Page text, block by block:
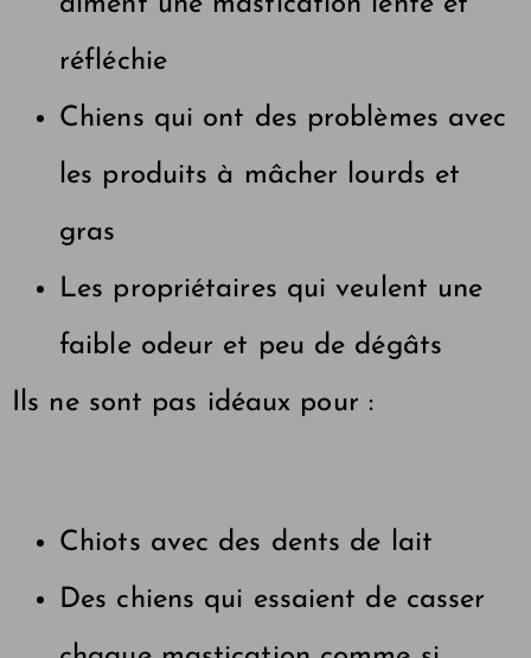
réfléchie
Chiens qui ont des problèmes avec
les produits à mâcher lourds et
gras
Les propriétaires qui veulent une
faible odeur et peu de dégâts
Ils ne sont pas idéaux pour :
Chiots avec des dents de lait
Des chiens qui essaient de casser